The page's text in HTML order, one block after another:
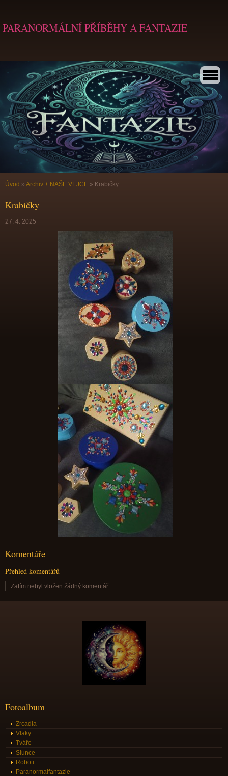
PARANORMÁLNÍ PŘÍBĚHY A FANTAZIE
Úvod » Archiv + NAŠE VEJCE » Krabičky
Krabičky
27. 4. 2025
Komentáře
Přehled komentářů
Zatím nebyl vložen žádný komentář
Fotoalbum
Zrcadla
Vlaky
Tváře
Slunce
Roboti
Paranormalfantazie